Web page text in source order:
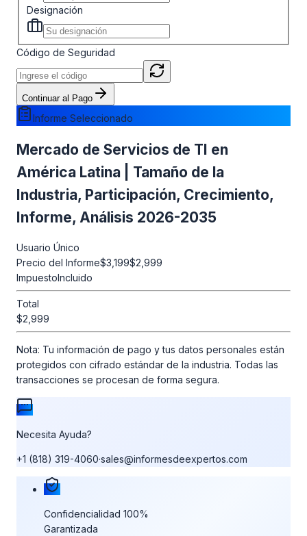
Designación
Código de Seguridad
Continuar al Pago
Informe Seleccionado
Mercado de Servicios de TI en
América Latina | Tamaño de la
Industria, Participación, Crecimiento,
Informe, Análisis 2026-2035
Usuario Único
Precio del Informe$3,199$2,999
ImpuestoIncluido
Total
$2,999
Nota: Tu información de pago y tus datos personales están
protegidos con cifrado estándar de la industria. Todas las
transacciones se procesan de forma segura.
Necesita Ayuda?
+1 (818) 319-4060·sales@informesdeexpertos.com
Nuestras garantías de compra
Confidencialidad 100%
Garantizada